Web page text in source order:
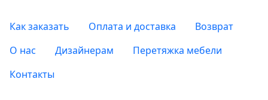
Как заказать Оплата и доставка
Возврат
О нас
Дизайнерам
Перетяжка мебели
Контакты